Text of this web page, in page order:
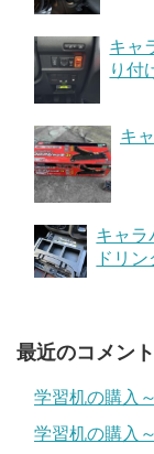
キャ
り付
キ
キャラ
ドリ
最近のコメント
学習机の購入
学習机の購入